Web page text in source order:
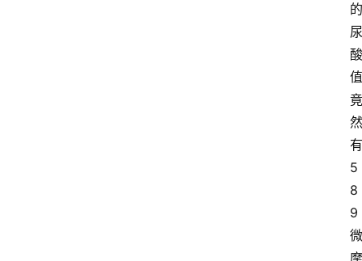
的
尿
酸
值
竟
然
有
5
8
9
微
摩